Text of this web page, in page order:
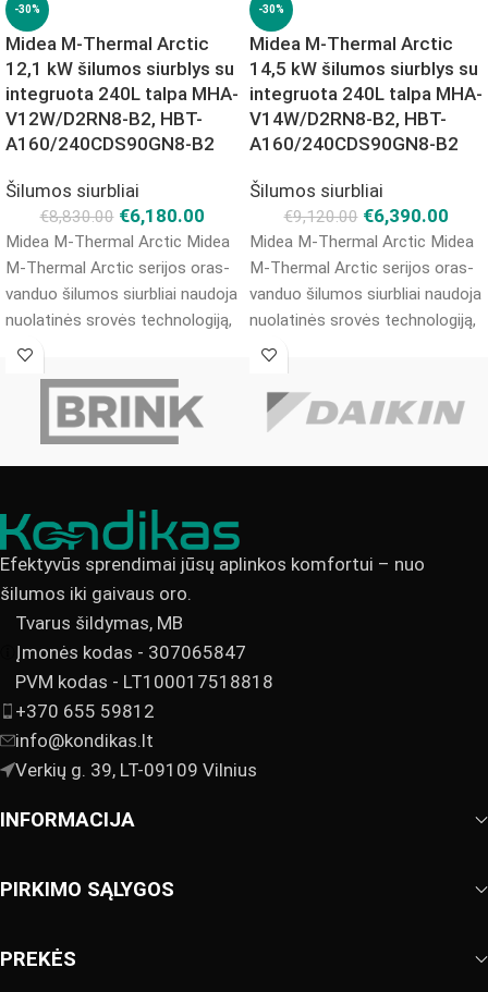
-30%
Midea M-Thermal Arctic
12,1 kW šilumos siurblys su
integruota 240L talpa MHA-
V12W/D2RN8-B2, HBT-
A160/240CDS90GN8-B2
Šilumos siurbliai
€8,830.00 €6,180.00
Midea M-Thermal Arctic Midea
M-Thermal Arctic serijos oras-
vanduo šilumos siurbliai naudoja
nuolatinės srovės technologiją,
kuri leidžia optimaliau ir tiksliau
-30%
Midea M-Thermal Arctic
14,5 kW šilumos siurblys su
integruota 240L talpa MHA-
V14W/D2RN8-B2, HBT-
A160/240CDS90GN8-B2
Šilumos siurbliai
€9,120.00 €6,390.00
Midea M-Thermal Arctic Midea
M-Thermal Arctic serijos oras-
vanduo šilumos siurbliai naudoja
nuolatinės srovės technologiją,
kuri leidžia optimaliau ir tiksliau
Efektyvūs sprendimai jūsų aplinkos komfortui – nuo
šilumos iki gaivaus oro.
Tvarus šildymas, MB
Įmonės kodas - 307065847
PVM kodas - LT100017518818
+370 655 59812
info@kondikas.lt
Verkių g. 39, LT-09109 Vilnius
INFORMACIJA
PIRKIMO SĄLYGOS
PREKĖS